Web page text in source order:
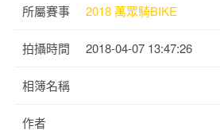
所屬賽事 2018 萬眾騎BIKE
拍攝時間 2018-04-07 13:47:26
相簿名稱
作者